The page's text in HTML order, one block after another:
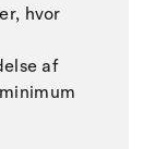
hvor
af